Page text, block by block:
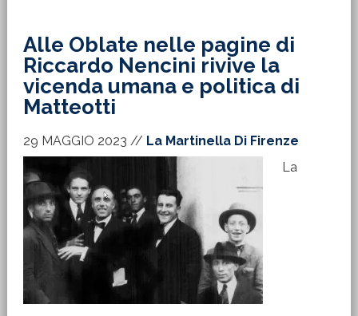
Alle Oblate nelle pagine di
Riccardo Nencini rivive la
vicenda umana e politica di
Matteotti
29 MAGGIO 2023 // La Martinella Di Firenze
La